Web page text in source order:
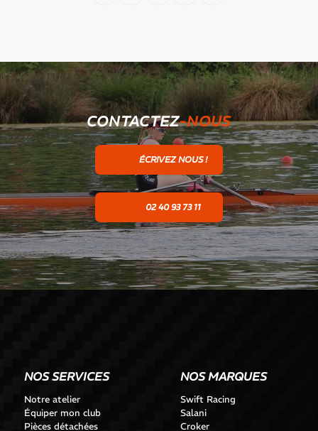
CONTACTEZ-NOUS
ÉCRIVEZ NOUS !
02 40 93 73 11
NOS SERVICES
Notre atelier
Équiper mon club
Pièces détachées
NOS MARQUES
Swift Racing
Salani
Croker